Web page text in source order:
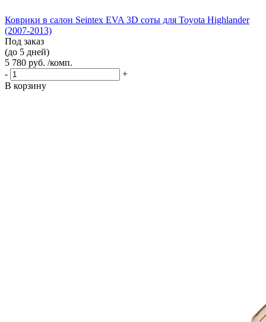
Коврики в салон Seintex EVA 3D соты для Toyota Highlander
(2007-2013)
Под заказ
(до 5 дней)
5 780 руб. /комп.
-
+
В корзину